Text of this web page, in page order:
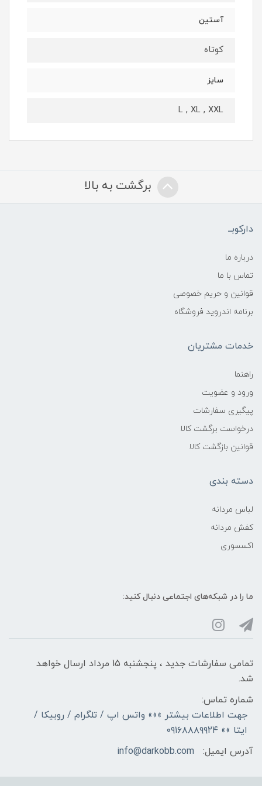
آستین
کوتاه
سایز
L , XL , XXL
برگشت به بالا
دارکوبــ
درباره ما
تماس با ما
قوانین و حریم خصوصی
برنامه اندروید فروشگاه
خدمات مشتریان
راهنما
ورود و عضویت
پیگیری سفارشات
درخواست برگشت کالا
قوانین بازگشت کالا
دسته بندی
لباس مردانه
کفش مردانه
اکسسوری
ما را در شبکه‌های اجتماعی دنبال کنید:
تمامی سفارشات جدید ، پنجشنبه 15 مرداد ارسال خواهد
شد.
شماره تماس:
جهت اطلاعات بیشتر »»» واتس اپ / تلگرام / روبیکا /
ایتا »» ۰۹۱۶۸۸۸۹۹۲۴
آدرس ایمیل:
info@darkobb.com